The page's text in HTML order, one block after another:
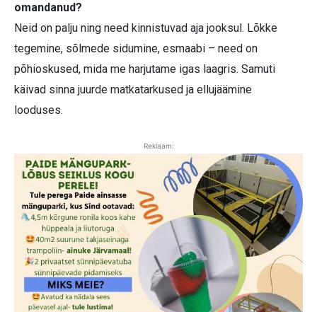
omandanud?
Neid on palju ning need kinnistuvad aja jooksul. Lõkke
tegemine, sõlmede sidumine, esmaabi – need on
põhioskused, mida me harjutame igas laagris. Samuti
käivad sinna juurde matkatarkused ja ellujäämine
looduses.
Reklaam: